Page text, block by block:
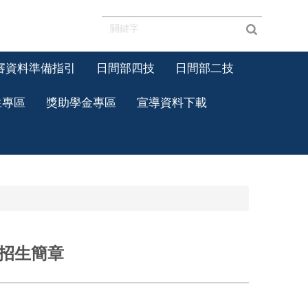
資料準備指引 日間部四技 日間部二技
區 獎助學金專區 宣導資料下載
生簡章